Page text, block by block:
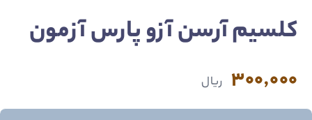
کلسیم آرسن آزو پارس آزمون
300,000 ریال